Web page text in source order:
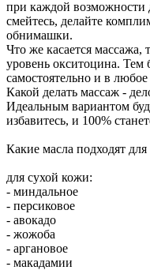
при каждой возможности
смейтесь, делайте
обнимашки.
Что же касается
уровень окситоцина. Тем
самостоятельно и в
Какой делать массаж -
Идеальным вариантом
избавитесь, и 100%
Какие масла подходят
для сухой кожи:
- миндальное
- персиковое
- авокадо
- жожоба
- аргановое
- макадамии